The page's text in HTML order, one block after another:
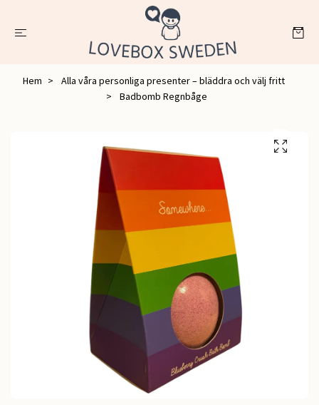
Hem
Alla våra personliga presenter – bläddra och välj fritt
Badbomb Regnbåge